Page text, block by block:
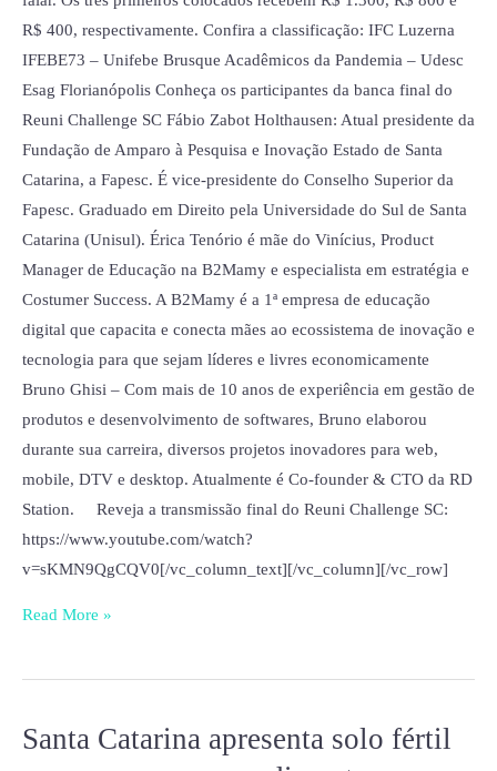
R$ 400, respectivamente. Confira a classificação: IFC Luzerna
IFEBE73 – Unifebe Brusque Acadêmicos da Pandemia – Udesc
Esag Florianópolis Conheça os participantes da banca final do
Reuni Challenge SC Fábio Zabot Holthausen: Atual presidente da
Fundação de Amparo à Pesquisa e Inovação Estado de Santa
Catarina, a Fapesc. É vice-presidente do Conselho Superior da
Fapesc. Graduado em Direito pela Universidade do Sul de Santa
Catarina (Unisul). Érica Tenório é mãe do Vinícius, Product
Manager de Educação na B2Mamy e especialista em estratégia e
Costumer Success. A B2Mamy é a 1ª empresa de educação
digital que capacita e conecta mães ao ecossistema de inovação e
tecnologia para que sejam líderes e livres economicamente
Bruno Ghisi – Com mais de 10 anos de experiência em gestão de
produtos e desenvolvimento de softwares, Bruno elaborou
durante sua carreira, diversos projetos inovadores para web,
mobile, DTV e desktop. Atualmente é Co-founder & CTO da RD
Station. Reveja a transmissão final do Reuni Challenge SC:
https://www.youtube.com/watch?
v=sKMN9QgCQV0[/vc_column_text][/vc_column][/vc_row]
Read More »
Santa Catarina apresenta solo fértil
Santa